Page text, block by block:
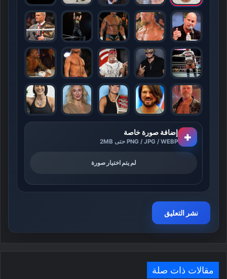
+ إضافة صورة خاصة
PNG / JPG / WEBP حتى 2MB
لم يتم اختيار صورة
مقالات ذات صلة